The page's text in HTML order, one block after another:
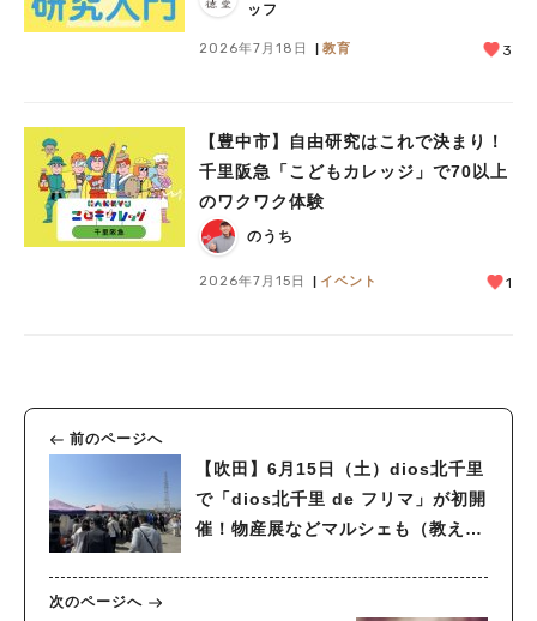
ッフ
2026年7月18日 教育 3
【豊中市】自由研究はこれで決まり！
千里阪急「こどもカレッジ」で70以上
のワクワク体験
のうち
2026年7月15日 イベント 1
前のページへ
【吹田】6月15日（土）dios北千里
で「dios北千里 de フリマ」が初開
催！物産展などマルシェも（教えた
次のページへ
#あなたはどっち？